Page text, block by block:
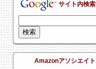
サイト内検索
Amazonアソシエイト